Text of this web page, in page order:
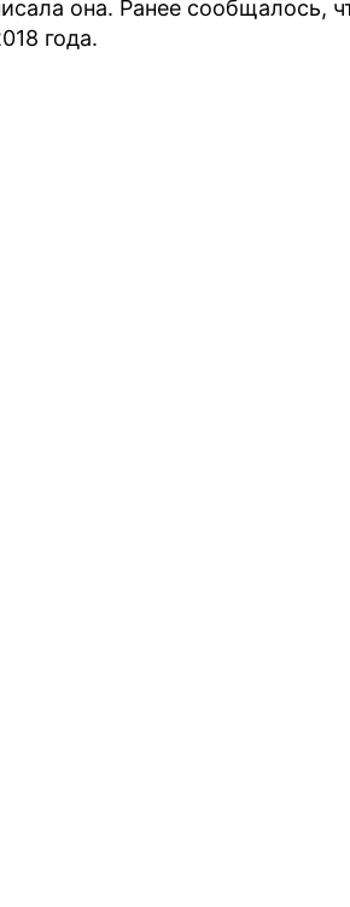
она. Ранее сообщалось,
года.